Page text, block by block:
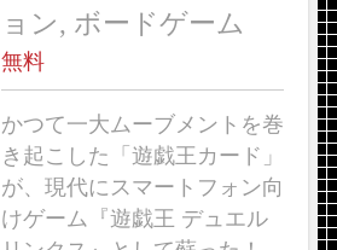
ョン, ボードゲーム
無料
かつて一大ムーブメントを巻
き起こした「遊戯王カード」
が、現代にスマートフォン向
けゲーム『遊戯王 デュエル